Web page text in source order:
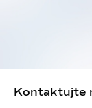
Kontaktujte